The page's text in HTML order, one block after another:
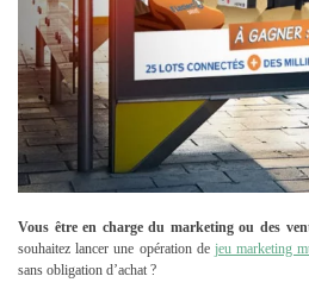
Vous être en charge du marketing ou des
souhaitez lancer une opération de jeu marketing
sans obligation d’achat ?